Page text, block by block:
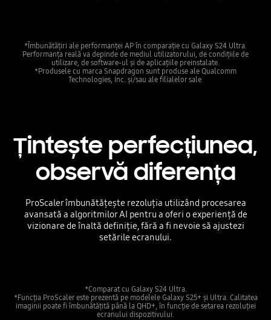
*Îmbunătățiri ale performanței AP în comparație cu Galaxy S24 Ultra.
Performanța reală va depinde de mediul utilizatorului, de condițiile de
utilizare, de software-ul și de aplicațiile preinstalate.
*Produsele cu marca Snapdragon sunt produse ale Qualcomm
Technologies, Inc. și/sau ale filialelor sale.
Țintește perfecțiunea,
observă diferența
ProScaler îmbunătățește rezoluția utilizând procesarea
avansată a algoritmilor AI pentru a oferi o experiență de
vizionare de înaltă definiție, fără a fi nevoie să ajustezi
setările ecranului.
*Comparat cu Galaxy S24 Ultra.
*Funcția ProScaler este prezentă pe modelele Galaxy S25+ și Ultra. Calitatea
imaginii poate fi îmbunătățită până la QHD+, în funcție de setarea rezoluției
ecranului dispozitivului.